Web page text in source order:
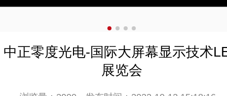
中正零度光电-国际大屏幕显示技术
展览会